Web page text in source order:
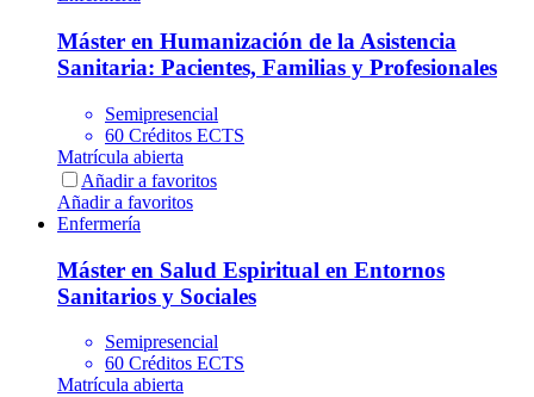
Máster en Humanización de la Asistencia
Sanitaria: Pacientes, Familias y Profesionales
Semipresencial
60 Créditos ECTS
Matrícula abierta
Añadir a favoritos
Añadir a favoritos
Enfermería
Máster en Salud Espiritual en Entornos
Sanitarios y Sociales
Semipresencial
60 Créditos ECTS
Matrícula abierta